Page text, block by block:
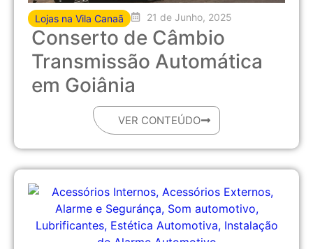
Lojas na Vila Canaã 21 de Junho, 2025
Conserto de Câmbio
Transmissão Automática
em Goiânia
VER CONTEÚDO